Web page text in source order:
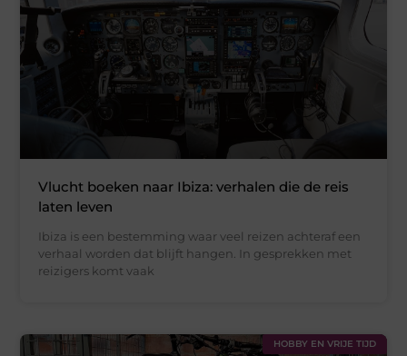
Vlucht boeken naar Ibiza: verhalen die de reis
laten leven
Ibiza is een bestemming waar veel reizen achteraf een
verhaal worden dat blijft hangen. In gesprekken met
reizigers komt vaak
HOBBY EN VRIJE TIJD